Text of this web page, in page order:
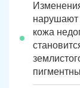
нарушают
кожа